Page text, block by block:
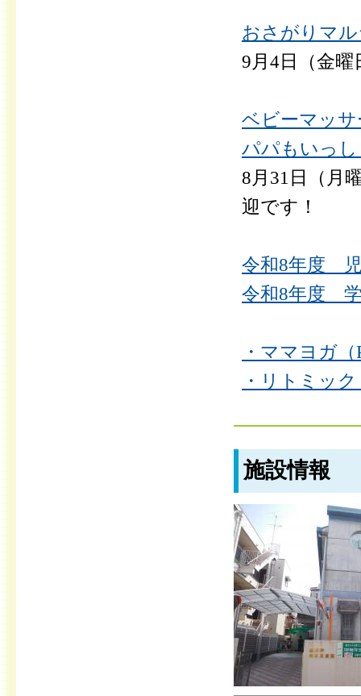
おさがりマル
9月4日（金曜
ベビーマッサ
パパもいっ
8月31日（月
迎です！
令和8年度 児
令和8年度 学
・ママヨガ
・リトミッ
施設情報